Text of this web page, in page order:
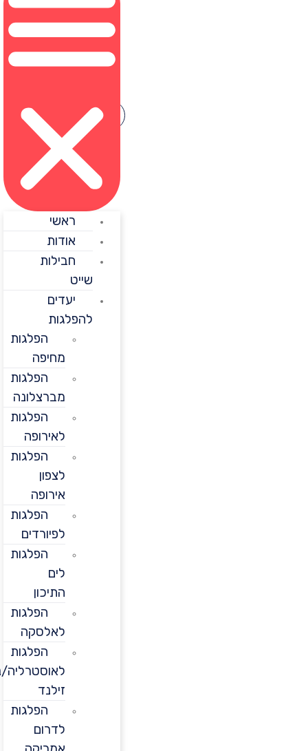
ראשי
אודות
חבילות
יעדים
להפלגות
הפלגות
מחיפה
הפלגות
מברצלונה
הפלגות
לאירופה
הפלגות
אירופה
הפלגות
לפיורדים
הפלגות
התיכון
הפלגות
לאלסקה
הפלגות
לאוסטרליה/ניו
הפלגות
לדרום